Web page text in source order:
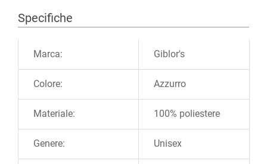
Specifiche
Marca: Giblor's
Colore: Azzurro
Materiale: 100% poliestere
Genere: Unisex